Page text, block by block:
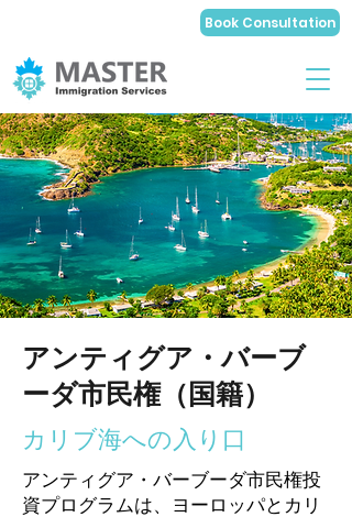
Book Consultation
アンティグア・バーブ
ーダ市民権（国籍）
カリブ海への入り口
アンティグア・バーブーダ市民権投
資プログラムは、ヨーロッパとカリ